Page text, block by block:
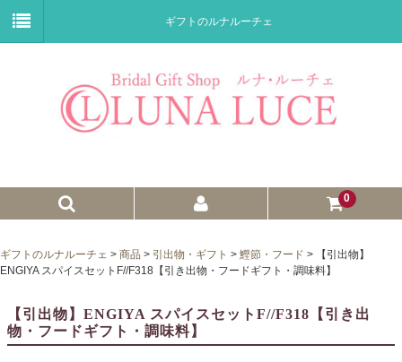
ギフトのルナルーチェ
0
プチギフト
ウェイトドール
子育て卒業証書
ギフトのルナルーチェ > 商品 > 引出物・ギフト > 鰹節・フード >
【引出物】
ENGIYA スパイスセットF//F318【引き出物・フードギフト・調味料】
【引出物】ENGIYA スパイスセットF//F318【引き出
物・フードギフト・調味料】